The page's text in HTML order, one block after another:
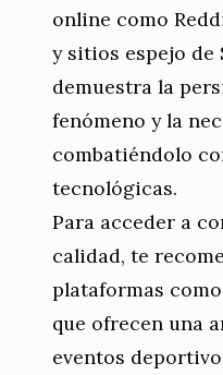
online como
y sitios espejo de
demuestra la
fenómeno y la
combatiéndolo
tecnológicas.
Para acceder a
calidad, te
plataformas como
que ofrecen una
eventos